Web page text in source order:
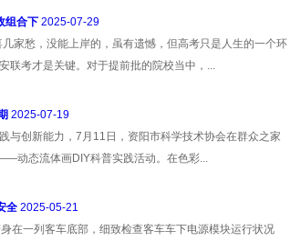
组合下 2025-07-29
家愁，没能上岸的，虽有遗憾，但高考只是人生的一个环
联考才是关键。对于提前批的院校当中，...
2025-07-19
与创新能力，7月11日，资阳市科学技术协会在群众之家
动态流体画DIY科普实践活动。在色彩...
全 2025-05-21
在一列客车底部，细致检查客车车下电源模块运行状况